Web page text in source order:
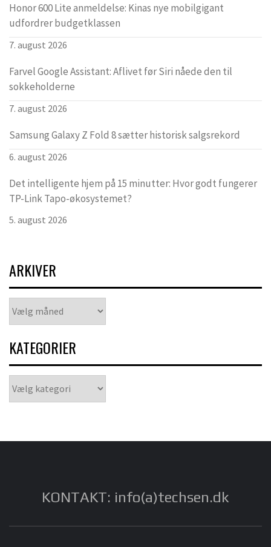
Honor 600 Lite anmeldelse: Kinas nye mobilgigant
udfordrer budgetklassen
7. august 2026
Farvel Google Assistant: Aflivet før Siri nåede den til
sokkeholderne
7. august 2026
Samsung Galaxy Z Fold 8 sætter historisk salgsrekord
6. august 2026
Det intelligente hjem på 15 minutter: Hvor godt fungerer
TP-Link Tapo-økosystemet?
5. august 2026
ARKIVER
KATEGORIER
KONTAKT: info(a)techsen.dk